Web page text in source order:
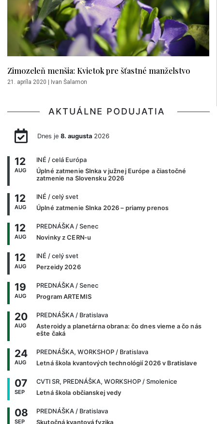
Zimozeleň menšia: Kvietok pre šťastné manželstvo
21. apríla 2020 | Ivan Šalamon
AKTUÁLNE PODUJATIA
Dnes je 8. augusta2026
12
AUG
INÉ / celá Európa
Úplné zatmenie Slnka v južnej Európe a čiastočné
zatmenie na Slovensku 2026
12
AUG
INÉ / celý svet
Úplné zatmenie Slnka 2026 – priamy prenos
12
AUG
PREDNÁŠKA / Senec
Novinky z CERN-u
12
AUG
INÉ / celý svet
Perzeidy 2026
19
AUG
PREDNÁŠKA / Senec
Program ARTEMIS
20
AUG
PREDNÁŠKA / Bratislava
Asteroidy a planetárna obrana: čo dnes vieme a čo nás
ešte čaká
24
AUG
PREDNÁŠKA, WORKSHOP / Bratislava
Letná škola kvantových technológií 2026 v Bratislave
07
SEP
CVTI SR, PREDNÁŠKA, WORKSHOP / Smolenice
Letná škola občianskej vedy
08
SEP
PREDNÁŠKA / Bratislava
Skutočná kvantová fyzika